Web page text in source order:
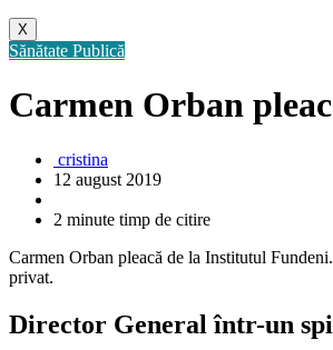
X
Sănătate Publică
Carmen Orban
cristina
12 august 2019
2 minute timp de citire
Carmen Orban pleacă de la Institutul
privat.
Director General într-un